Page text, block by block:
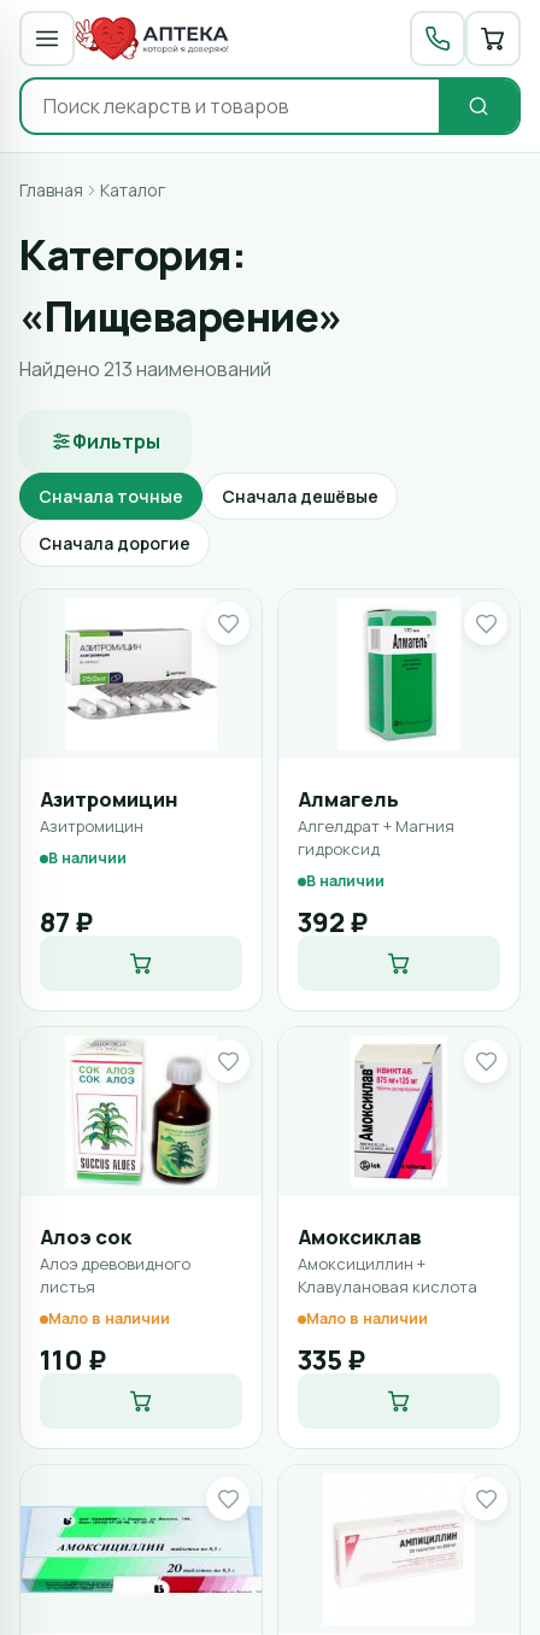
Главная Каталог
Категория:
«Пищеварение»
Найдено 213 наименований
Фильтры
Сначала точные Сначала дешёвые
Сначала дорогие
Азитромицин
Азитромицин
В наличии
87 ₽
Алмагель
Алгелдрат + Магния
гидроксид
В наличии
392 ₽
Алоэ сок
Алоэ древовидного
листья
Мало в наличии
110 ₽
Амоксиклав
Амоксициллин +
Клавулановая кислота
Мало в наличии
335 ₽